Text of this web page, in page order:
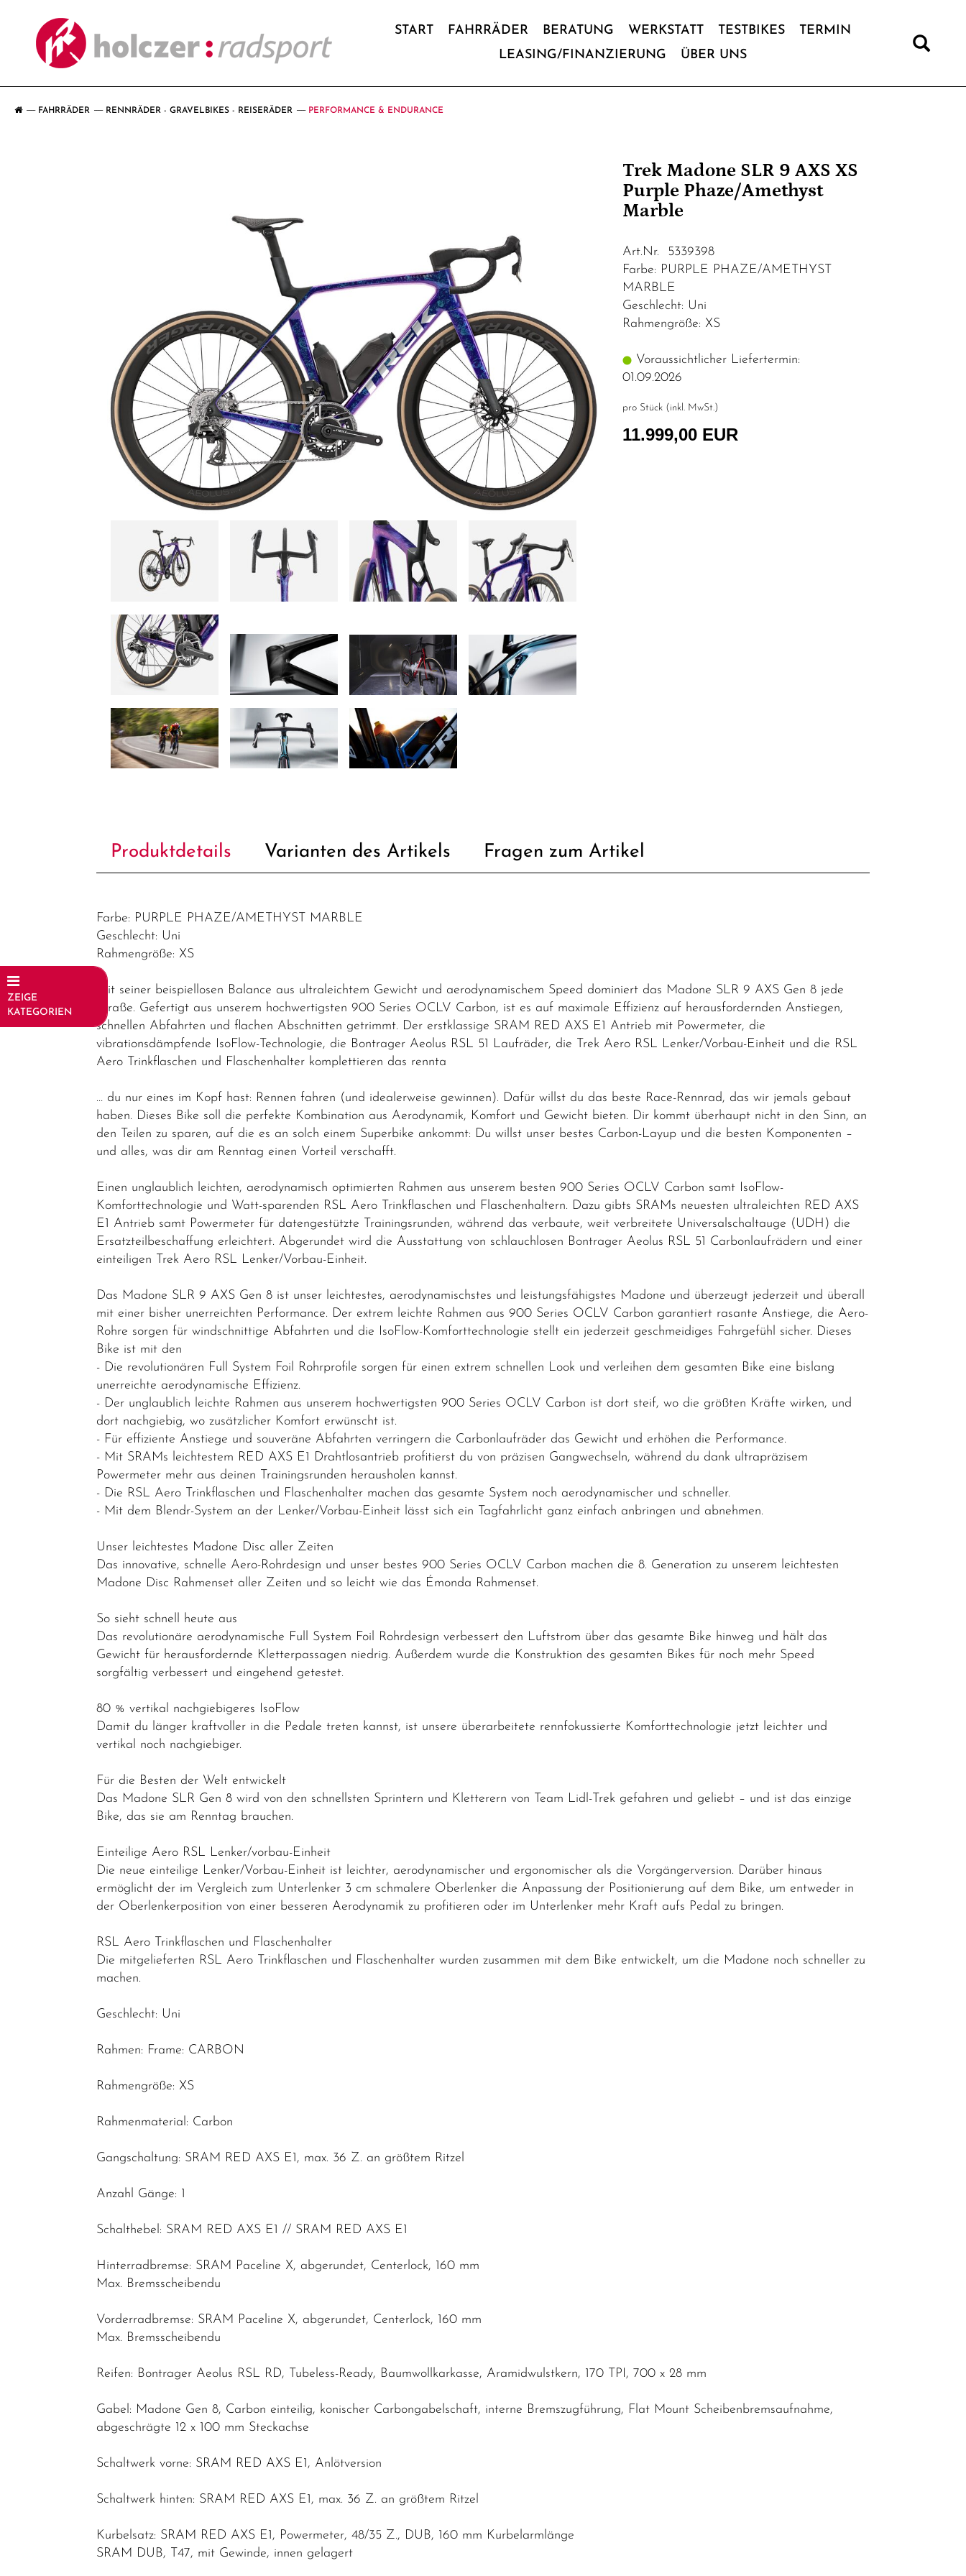
START FAHRRÄDER BERATUNG WERKSTATT TESTBIKES
TERMIN
LEASING/FINANZIERUNG
ÜBER UNS
FAHRRÄDER RENNRÄDER - GRAVELBIKES - REISERÄDER PERFORMANCE & ENDURANCE
ZEIGE
KATEGORIEN
Elektrofahrräder
Jugendfahrräder
Performance
Trek Madone SLR 9 AXS XS
Purple Phaze/Amethyst
Marble
Art.Nr. 5339398
Farbe: PURPLE PHAZE/AMETHYST
MARBLE
Geschlecht: Uni
Rahmengröße: XS
Voraussichtlicher Liefertermin:
01.09.2026
pro Stück (inkl. MwSt.)
11.999,00 EUR
Produktdetails Varianten des Artikels Fragen zum Artikel
Farbe: PURPLE PHAZE/AMETHYST MARBLE
Geschlecht: Uni
Rahmengröße: XS
Mit seiner beispiellosen Balance aus ultraleichtem Gewicht und aerodynamischem Speed dominiert das Madone SLR 9 AXS Gen 8 jede
Straße. Gefertigt aus unserem hochwertigsten 900 Series OCLV Carbon, ist es auf maximale Effizienz auf herausfordernden Anstiegen,
schnellen Abfahrten und flachen Abschnitten getrimmt. Der erstklassige SRAM RED AXS E1 Antrieb mit Powermeter, die
vibrationsdämpfende IsoFlow-Technologie, die Bontrager Aeolus RSL 51 Laufräder, die Trek Aero RSL Lenker/Vorbau-Einheit und die RSL
Aero Trinkflaschen und Flaschenhalter komplettieren das rennta
… du nur eines im Kopf hast: Rennen fahren (und idealerweise gewinnen). Dafür willst du das beste Race-Rennrad, das wir jemals gebaut
haben. Dieses Bike soll die perfekte Kombination aus Aerodynamik, Komfort und Gewicht bieten. Dir kommt überhaupt nicht in den Sinn, an
den Teilen zu sparen, auf die es an solch einem Superbike ankommt: Du willst unser bestes Carbon-Layup und die besten Komponenten –
und alles, was dir am Renntag einen Vorteil verschafft.
Einen unglaublich leichten, aerodynamisch optimierten Rahmen aus unserem besten 900 Series OCLV Carbon samt IsoFlow-
Komforttechnologie und Watt-sparenden RSL Aero Trinkflaschen und Flaschenhaltern. Dazu gibts SRAMs neuesten ultraleichten RED AXS
E1 Antrieb samt Powermeter für datengestützte Trainingsrunden, während das verbaute, weit verbreitete Universalschaltauge (UDH) die
Ersatzteilbeschaffung erleichtert. Abgerundet wird die Ausstattung von schlauchlosen Bontrager Aeolus RSL 51 Carbonlaufrädern und einer
einteiligen Trek Aero RSL Lenker/Vorbau-Einheit.
Das Madone SLR 9 AXS Gen 8 ist unser leichtestes, aerodynamischstes und leistungsfähigstes Madone und überzeugt jederzeit und überall
mit einer bisher unerreichten Performance. Der extrem leichte Rahmen aus 900 Series OCLV Carbon garantiert rasante Anstiege, die Aero-
Rohre sorgen für windschnittige Abfahrten und die IsoFlow-Komforttechnologie stellt ein jederzeit geschmeidiges Fahrgefühl sicher. Dieses
Bike ist mit den
- Die revolutionären Full System Foil Rohrprofile sorgen für einen extrem schnellen Look und verleihen dem gesamten Bike eine bislang
unerreichte aerodynamische Effizienz.
- Der unglaublich leichte Rahmen aus unserem hochwertigsten 900 Series OCLV Carbon ist dort steif, wo die größten Kräfte wirken, und
dort nachgiebig, wo zusätzlicher Komfort erwünscht ist.
- Für effiziente Anstiege und souveräne Abfahrten verringern die Carbonlaufräder das Gewicht und erhöhen die Performance.
- Mit SRAMs leichtestem RED AXS E1 Drahtlosantrieb profitierst du von präzisen Gangwechseln, während du dank ultrapräzisem
Powermeter mehr aus deinen Trainingsrunden herausholen kannst.
- Die RSL Aero Trinkflaschen und Flaschenhalter machen das gesamte System noch aerodynamischer und schneller.
- Mit dem Blendr-System an der Lenker/Vorbau-Einheit lässt sich ein Tagfahrlicht ganz einfach anbringen und abnehmen.
Unser leichtestes Madone Disc aller Zeiten
Das innovative, schnelle Aero-Rohrdesign und unser bestes 900 Series OCLV Carbon machen die 8. Generation zu unserem leichtesten
Madone Disc Rahmenset aller Zeiten und so leicht wie das Émonda Rahmenset.
So sieht schnell heute aus
Das revolutionäre aerodynamische Full System Foil Rohrdesign verbessert den Luftstrom über das gesamte Bike hinweg und hält das
Gewicht für herausfordernde Kletterpassagen niedrig. Außerdem wurde die Konstruktion des gesamten Bikes für noch mehr Speed
sorgfältig verbessert und eingehend getestet.
80 % vertikal nachgiebigeres IsoFlow
Damit du länger kraftvoller in die Pedale treten kannst, ist unsere überarbeitete rennfokussierte Komforttechnologie jetzt leichter und
vertikal noch nachgiebiger.
Für die Besten der Welt entwickelt
Das Madone SLR Gen 8 wird von den schnellsten Sprintern und Kletterern von Team Lidl-Trek gefahren und geliebt – und ist das einzige
Bike, das sie am Renntag brauchen.
Einteilige Aero RSL Lenker/vorbau-Einheit
Die neue einteilige Lenker/Vorbau-Einheit ist leichter, aerodynamischer und ergonomischer als die Vorgängerversion. Darüber hinaus
ermöglicht der im Vergleich zum Unterlenker 3 cm schmalere Oberlenker die Anpassung der Positionierung auf dem Bike, um entweder in
der Oberlenkerposition von einer besseren Aerodynamik zu profitieren oder im Unterlenker mehr Kraft aufs Pedal zu bringen.
RSL Aero Trinkflaschen und Flaschenhalter
Die mitgelieferten RSL Aero Trinkflaschen und Flaschenhalter wurden zusammen mit dem Bike entwickelt, um die Madone noch schneller zu
machen.
Geschlecht: Uni
Rahmen: Frame: CARBON
Rahmengröße: XS
Rahmenmaterial: Carbon
Gangschaltung: SRAM RED AXS E1, max. 36 Z. an größtem Ritzel
Anzahl Gänge: 1
Schalthebel: SRAM RED AXS E1 // SRAM RED AXS E1
Hinterradbremse: SRAM Paceline X, abgerundet, Centerlock, 160 mm
Max. Bremsscheibendu
Vorderradbremse: SRAM Paceline X, abgerundet, Centerlock, 160 mm
Max. Bremsscheibendu
Reifen: Bontrager Aeolus RSL RD, Tubeless-Ready, Baumwollkarkasse, Aramidwulstkern, 170 TPI, 700 x 28 mm
Gabel: Madone Gen 8, Carbon einteilig, konischer Carbongabelschaft, interne Bremszugführung, Flat Mount Scheibenbremsaufnahme,
abgeschrägte 12 x 100 mm Steckachse
Schaltwerk vorne: SRAM RED AXS E1, Anlötversion
Schaltwerk hinten: SRAM RED AXS E1, max. 36 Z. an größtem Ritzel
Kurbelsatz: SRAM RED AXS E1, Powermeter, 48/35 Z., DUB, 160 mm Kurbelarmlänge
SRAM DUB, T47, mit Gewinde, innen gelagert